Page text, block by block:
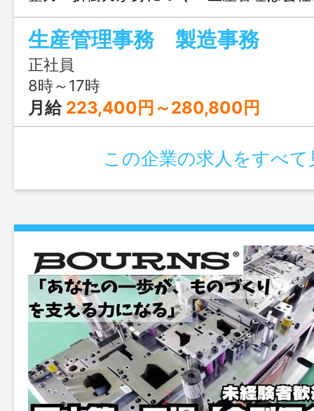
重要なポジションでやりがいが大きいで
生産管理事務 製造事務
正社員
8時～17時
月給 223,400円～280,800円
この企業の求人をすべて